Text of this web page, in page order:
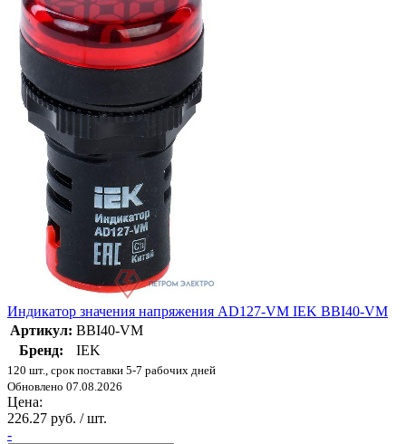
Индикатор значения напряжения AD127-VM IEK BBI40-VM
Артикул: BBI40-VM
Бренд:
IEK
120 шт., срок поставки 5-7 рабочих дней
Обновлено 07.08.2026
Цена:
226.27 руб. / шт.
-